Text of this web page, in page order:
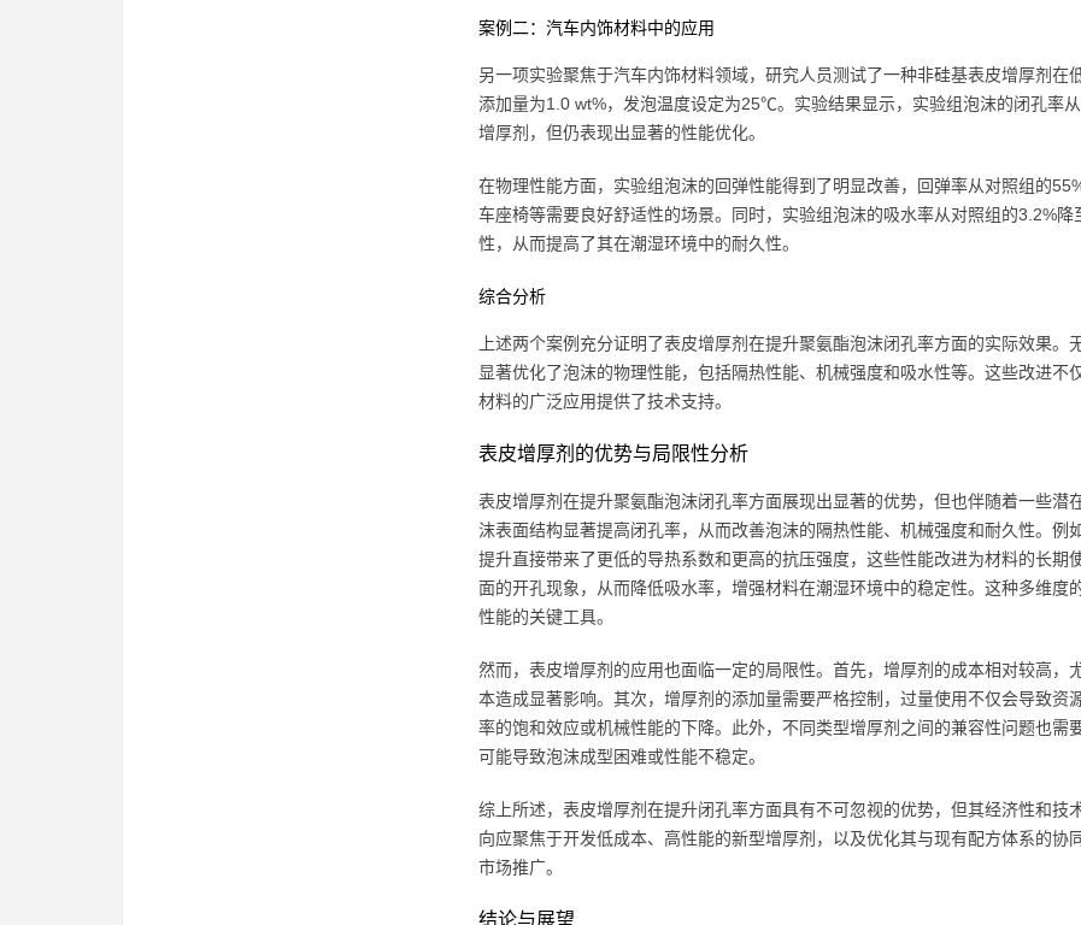
案例二：汽车内饰材料中的应用
另一项实验聚焦于汽车内饰材料领域，研究人员测试了一种非硅基表皮增厚剂
添加量为1.0 wt%，发泡温度设定为25℃。实验结果显示，实验组泡沫的闭孔率
增厚剂，但仍表现出显著的性能优化。
在物理性能方面，实验组泡沫的回弹性能得到了明显改善，回弹率从对照组的
车座椅等需要良好舒适性的场景。同时，实验组泡沫的吸水率从对照组的3.2%
性，从而提高了其在潮湿环境中的耐久性。
综合分析
上述两个案例充分证明了表皮增厚剂在提升聚氨酯泡沫闭孔率方面的实际效果
显著优化了泡沫的物理性能，包括隔热性能、机械强度和吸水性等。这些改进
材料的广泛应用提供了技术支持。
表皮增厚剂的优势与局限性分析
表皮增厚剂在提升聚氨酯泡沫闭孔率方面展现出显著的优势，但也伴随着一些潜
沫表面结构显著提高闭孔率，从而改善泡沫的隔热性能、机械强度和耐久性。例
提升直接带来了更低的导热系数和更高的抗压强度，这些性能改进为材料的长期
面的开孔现象，从而降低吸水率，增强材料在潮湿环境中的稳定性。这种多维
性能的关键工具。
然而，表皮增厚剂的应用也面临一定的局限性。首先，增厚剂的成本相对较高
本造成显著影响。其次，增厚剂的添加量需要严格控制，过量使用不仅会导致
率的饱和效应或机械性能的下降。此外，不同类型增厚剂之间的兼容性问题也需
可能导致泡沫成型困难或性能不稳定。
综上所述，表皮增厚剂在提升闭孔率方面具有不可忽视的优势，但其经济性和技
向应聚焦于开发低成本、高性能的新型增厚剂，以及优化其与现有配方体系的
市场推广。
结论与展望